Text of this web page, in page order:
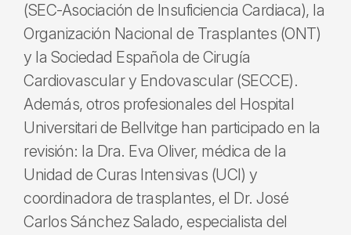
(SEC-Asociación de Insuficiencia Cardiaca), la
Organización Nacional de Trasplantes (ONT)
y la Sociedad Española de Cirugía
Cardiovascular y Endovascular (SECCE).
Además, otros profesionales del Hospital
Universitari de Bellvitge han participado en la
revisión: la Dra. Eva Oliver, médica de la
Unidad de Curas Intensivas (UCI) y
coordinadora de trasplantes, el Dr. José
Carlos Sánchez Salado, especialista del